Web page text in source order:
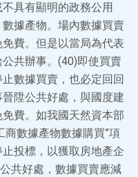
具有顯明的政務公用
據產物。場內數據買賣
費。但是以當局為代表
共辦事。(40)即使買賣
數據買賣，也必定回回
陞公共好處，與國度建
費。如我國天然資本部
商數據產物數據購買”項
投標，以獲取房地產企
共好處，數據買賣應減